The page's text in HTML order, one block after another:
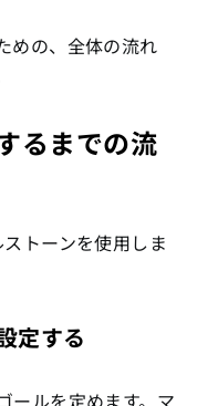
めの、全体の流れ
るまでの流
トーンを使用しま
定する
ールを定めます。マ